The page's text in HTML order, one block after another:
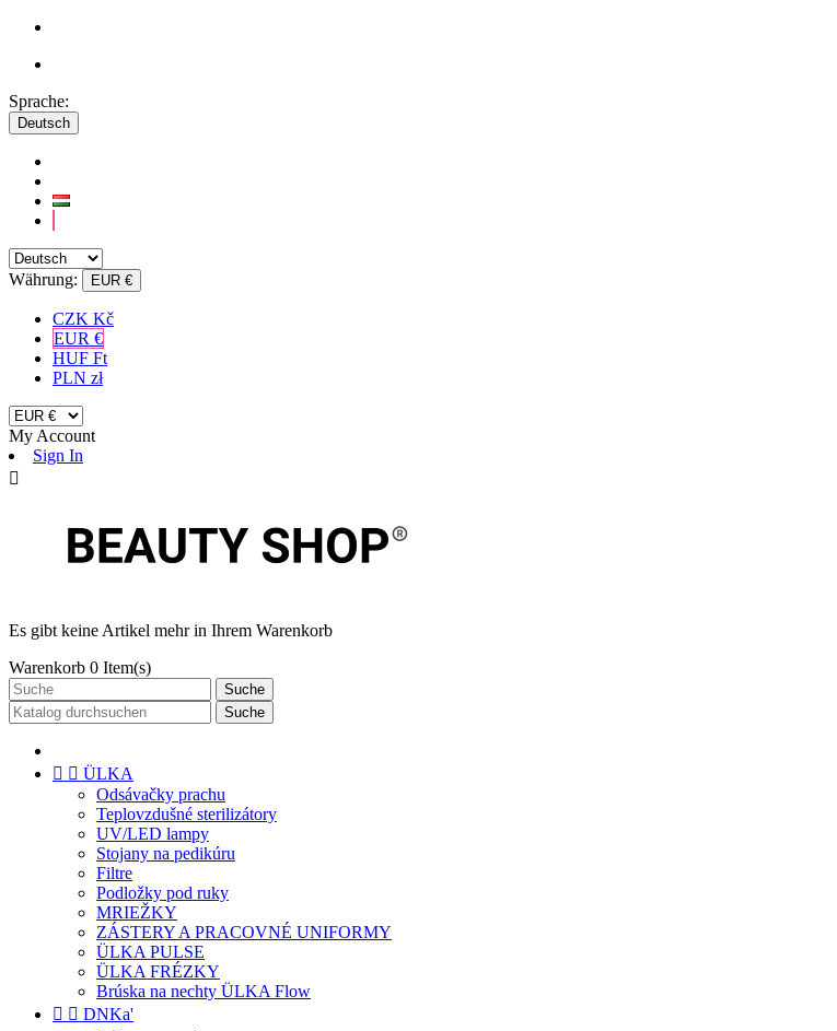
Sprache:
Deutsch
Währung: EUR €
CZK Kč
EUR €
HUF Ft
PLN zł
My Account
Sign In

Es gibt keine Artikel mehr in Ihrem Warenkorb
Warenkorb 0 Item(s)
Suche
Suche
  ÜLKA
Odsávačky prachu
Teplovzdušné sterilizátory
UV/LED lampy
Stojany na pedikúru
Filtre
Podložky pod ruky
MRIEŽKY
ZÁSTERY A PRACOVNÉ UNIFORMY
ÜLKA PULSE
ÜLKA FRÉZKY
Brúska na nechty ÜLKA Flow
  DNKa'